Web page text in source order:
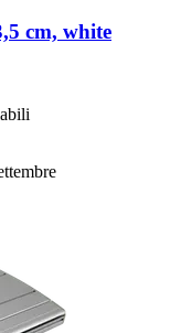
cm, white